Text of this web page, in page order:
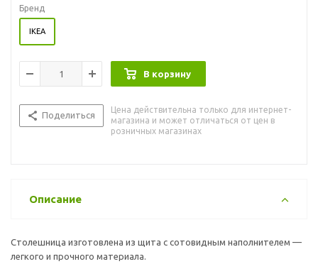
Бренд
IKEA
В корзину
Поделиться
Цена действительна только для интернет-
магазина и может отличаться от цен в
розничных магазинах
Описание
Столешница изготовлена из щита с сотовидным наполнителем —
легкого и прочного материала.